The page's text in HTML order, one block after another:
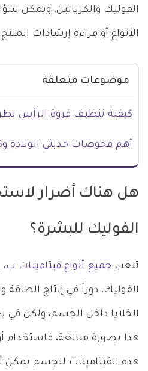
الفوليك والكرياتين، ويمكن
الأنواع أو قراءة إرشادات
موضوعات متعلقة
كيفية تنظيف فروة الرأس
أهم فحوصات حديثي الولادة
هل هناك أضرار
الفوليك للبشرة؟
تلعب جميع أنواع فيتامينات ب
الفوليك، دوراً في إنتاج
الخلايا داخل الجسم، ولكن
هذا بصورة مبالغة، فاستخدام
هذه الفيتامينات للجسم